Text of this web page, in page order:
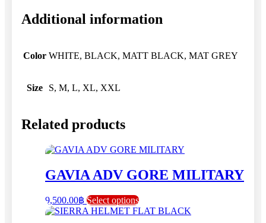
Additional information
Color WHITE, BLACK, MATT BLACK, MAT GREY
Size S, M, L, XL, XXL
Related products
GAVIA ADV GORE MILITARY
9,500.00฿ Select optionsThis
product